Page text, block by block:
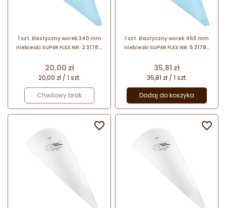
1 szt. Elastyczny worek 340 mm
niebieski SUPER FLEX NR. 2 31784
Cena
20,00 zł
20,00 zł / 1 szt.
Chwilowy brak
1 szt. Elastyczny worek 460 mm
niebieski SUPER FLEX NR. 5 31785
Cena
35,81 zł
35,81 zł / 1 szt.
Dodaj do koszyka
 